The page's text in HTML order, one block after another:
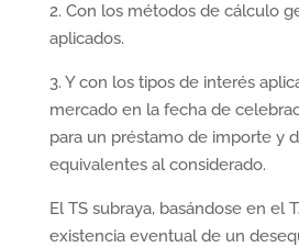
2. Con los métodos de cálculo
aplicados.
3. Y con los tipos de interés
mercado en la fecha de
para un préstamo de importe y
equivalentes al considerado.
El TS subraya, basándose en el
existencia eventual de un